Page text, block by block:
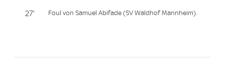
27' Foul von Samuel Abifade (SV Waldhof Mannheim).